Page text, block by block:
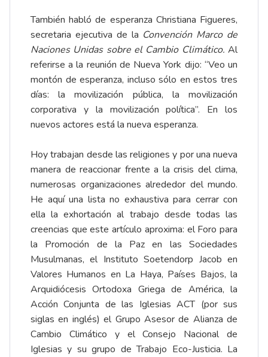
También habló de esperanza Christiana Figueres,
secretaria ejecutiva de la Convención Marco de
Naciones Unidas sobre el Cambio Climático. Al
referirse a la reunión de Nueva York dijo: “Veo un
montón de esperanza, incluso sólo en estos tres
días: la movilización pública, la movilización
corporativa y la movilización política”. En los
nuevos actores está la nueva esperanza.
Hoy trabajan desde las religiones y por una nueva
manera de reaccionar frente a la crisis del clima,
numerosas organizaciones alrededor del mundo.
He aquí una lista no exhaustiva para cerrar con
ella la exhortación al trabajo desde todas las
creencias que este artículo aproxima: el Foro para
la Promoción de la Paz en las Sociedades
Musulmanas, el Instituto Soetendorp Jacob en
Valores Humanos en La Haya, Países Bajos, la
Arquidiócesis Ortodoxa Griega de América, la
Acción Conjunta de las Iglesias ACT (por sus
siglas en inglés) el Grupo Asesor de Alianza de
Cambio Climático y el Consejo Nacional de
Iglesias y su grupo de Trabajo Eco-Justicia. La